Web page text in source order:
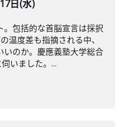
日(水)
。包括的な首脳宣言は採択
温度差も指摘される中、
いのか。慶應義塾大学総合
いました。...